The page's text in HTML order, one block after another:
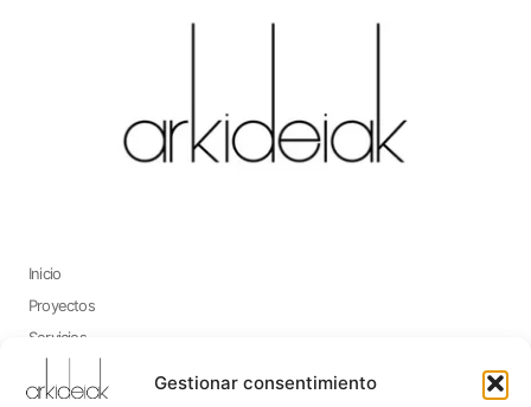
Gestionar consentimiento
Inicio
Proyectos
Servicios